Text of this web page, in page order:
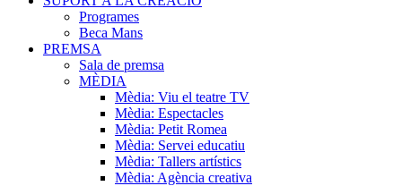
Programes
Beca Mans
PREMSA
Sala de premsa
MÈDIA
Mèdia: Viu el teatre TV
Mèdia: Espectacles
Mèdia: Petit Romea
Mèdia: Servei educatiu
Mèdia: Tallers artístics
Mèdia: Agència creativa